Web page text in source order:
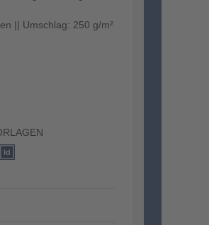
|| Umschlag: 250 g/m²